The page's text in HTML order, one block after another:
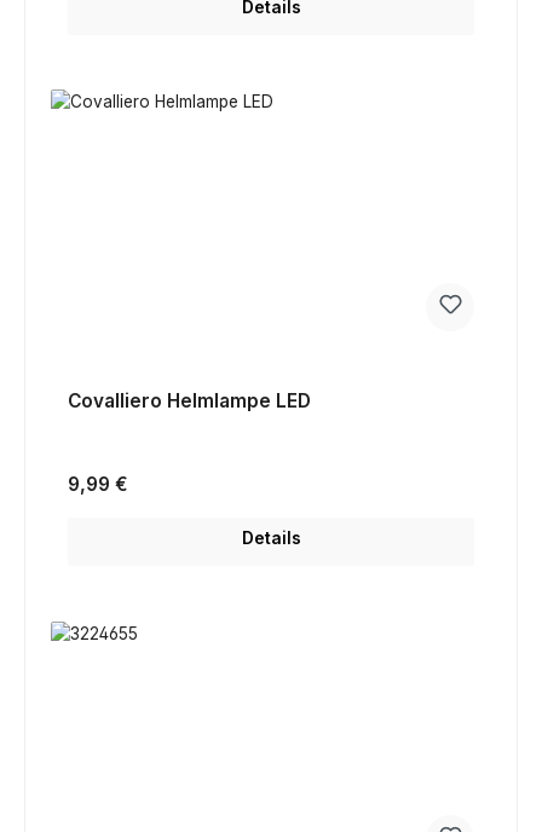
Details
Covalliero Helmlampe LED
Regulärer Preis:
9,99 €
Details